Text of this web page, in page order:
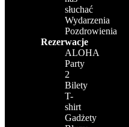
słuchać
Wydarzenia
Pozdrowienia
Rezerwacje
ALOHA
Party
2
Bilety
T-
shirt
Gadżety